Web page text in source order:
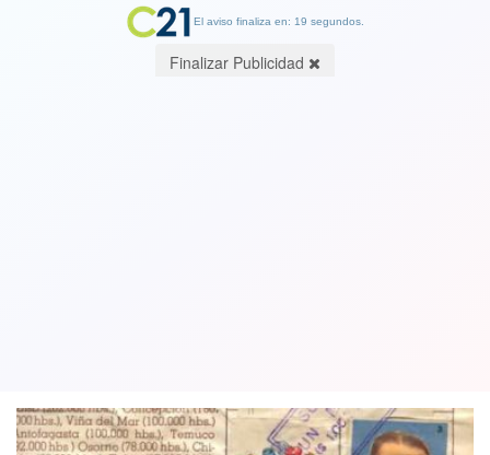
El aviso finaliza en: 18 segundos.
Finalizar Publicidad